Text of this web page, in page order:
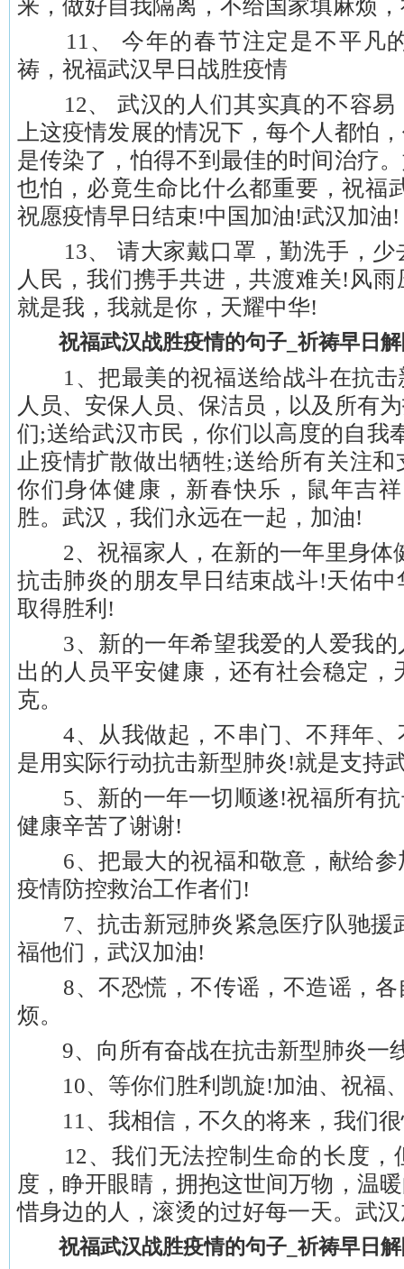
来，做好自我隔离，不给国家填麻烦
11、 今年的春节注定是不平凡
祷，祝福武汉早日战胜疫情
12、 武汉的人们其实真的不容易
上这疫情发展的情况下，每个人都怕
是传染了，怕得不到最佳的时间治疗
也怕，必竟生命比什么都重要，祝福
祝愿疫情早日结束!中国加油!武汉加油!
13、 请大家戴口罩，勤洗手，少
人民，我们携手共进，共渡难关!风
就是我，我就是你，天耀中华!
祝福武汉战胜疫情的句子_祈祷早日解
1、把最美的祝福送给战斗在抗击
人员、安保人员、保洁员，以及所有
们;送给武汉市民，你们以高度的自我
止疫情扩散做出牺牲;送给所有关注
你们身体健康，新春快乐，鼠年吉
胜。武汉，我们永远在一起，加油!
2、祝福家人，在新的一年里身体
抗击肺炎的朋友早日结束战斗!天佑
取得胜利!
3、新的一年希望我爱的人爱我的
出的人员平安健康，还有社会稳定，
克。
4、从我做起，不串门、不拜年、
是用实际行动抗击新型肺炎!就是支持
5、新的一年一切顺遂!祝福所有抗
健康辛苦了谢谢!
6、把最大的祝福和敬意，献给参
疫情防控救治工作者们!
7、抗击新冠肺炎紧急医疗队驰援
福他们，武汉加油!
8、不恐慌，不传谣，不造谣，各
烦。
9、向所有奋战在抗击新型肺炎一
10、等你们胜利凯旋!加油、祝福
11、我相信，不久的将来，我们很
12、我们无法控制生命的长度，
度，睁开眼睛，拥抱这世间万物，温
惜身边的人，滚烫的过好每一天。武
祝福武汉战胜疫情的句子_祈祷早日解